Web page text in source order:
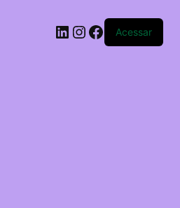
LinkedIn
Instagram
Facebook
Acessar